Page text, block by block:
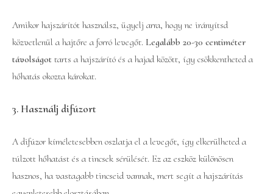
Amikor hajszárítót használsz, ügyelj arra, hogy ne irányítsd
közvetlenül a hajtőre a forró levegőt. Legalább 20-30 centiméter
távolságot tarts a hajszárító és a hajad között, így csökkentheted a
hőhatás okozta károkat.
3. Használj difúzort
A difúzor kíméletesebben oszlatja el a levegőt, így elkerülheted a
túlzott hőhatást és a tincsek sérülését. Ez az eszköz különösen
hasznos, ha vastagabb tincseid vannak, mert segít a hajszárítás